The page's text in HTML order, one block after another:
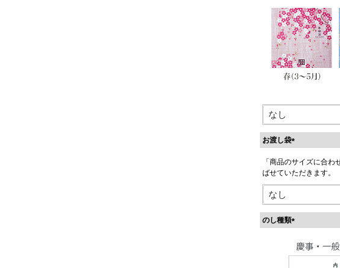
)
お渡し袋
必
須
)
「商品のサイズに合
ばせていただきます。
のし種類
必
須